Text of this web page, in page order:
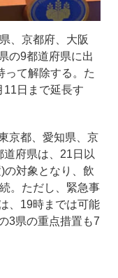
、京都府、大阪
の9都道府県に出
って解除する。た
11日まで延長す
京都、愛知県、京
府県は、21日以
の対象となり、飲
。ただし、緊急事
、19時までは可能
3県の重点措置も7